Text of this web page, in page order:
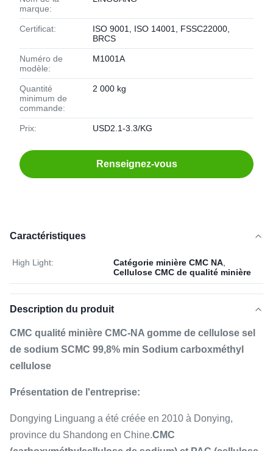
marque:
Certificat:
ISO 9001, ISO 14001, FSSC22000,
BRCS
Numéro de
modèle:
M1001A
Quantité
minimum de
commande:
2 000 kg
Prix: USD2.1-3.3/KG
Renseignez-vous
Caractéristiques
High Light: Catégorie minière CMC NA
Cellulose CMC de qualité minière
Description du produit
CMC qualité minière CMC-NA gomme de cellulose sel
de sodium SCMC 99,8% min Sodium carboxméthyl
cellulose
Présentation de l'entreprise:
Dongying Linguang a été créée en 2010 à Donying,
province du Shandong en Chine.CMC